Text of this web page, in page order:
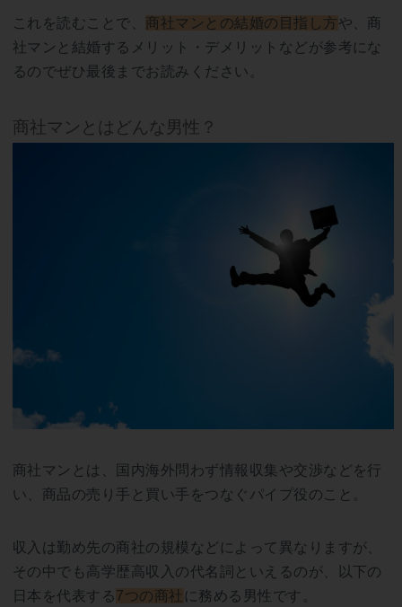
これを読むことで、 商社マンとの結婚の目指し方や、商
社マンと結婚するメリット・デメリットなどが参考にな
るのでぜひ最後までお読みください。
商社マンとはどんな男性？
商社マンとは、国内海外問わず情報収集や交渉などを行
い、商品の売り手と買い手をつなぐパイプ役のこと。
収入は勤め先の商社の規模などによって異なりますが、
その中でも高学歴高収入の代名詞といえるのが、以下の
日本を代表する7つの商社 に務める男性です。